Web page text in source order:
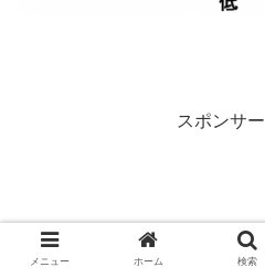
スポンサ
メニュー ホーム 検索